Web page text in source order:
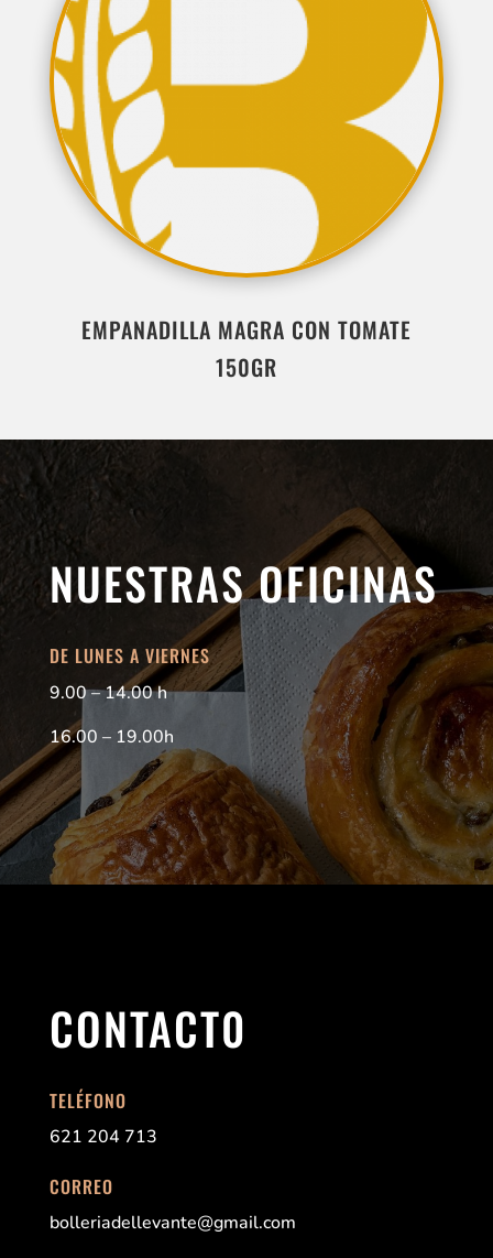
EMPANADILLA MAGRA CON TOMATE
150GR
NUESTRAS OFICINAS
DE LUNES A VIERNES
9.00 – 14.00 h
16.00 – 19.00h
CONTACT0
TELÉFONO
621 204 713
CORREO
bolleriadellevante@gmail.com